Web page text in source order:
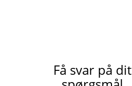
Få svar på dit